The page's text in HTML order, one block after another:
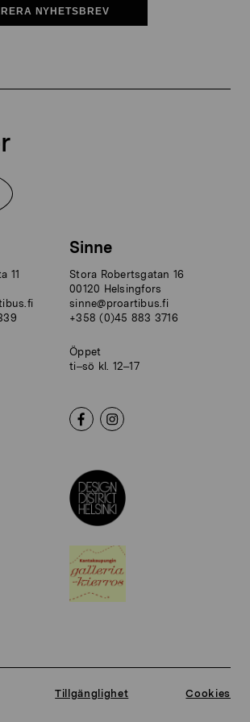
NYHETSBREV
11
Sinne
Stora Robertsgatan 16
00120 Helsingfors
sinne@proartibus.fi
+358 (0)45 883 3716
Öppet
ti–sö kl. 12–17
Tillgänglighet Cookies